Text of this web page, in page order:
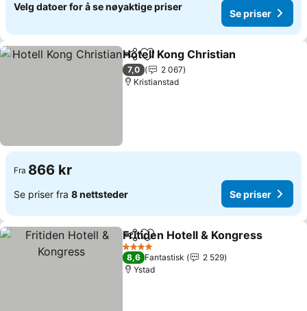
Velg datoer for å se nøyaktige priser
Se priser
Del Legg til i favoritter
Hotell Kong Christian
7,0
2 067
Kristianstad
Fra 866 kr
Se priser fra 8 nettsteder Se priser
Del Legg til i favoritter
Fritiden Hotell & Kongress
4 Stjerner
8,6 Fantastisk
2 529
Ystad